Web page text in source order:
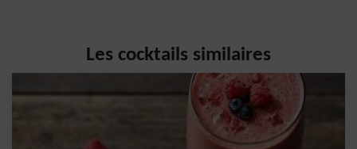
Les cocktails similaires